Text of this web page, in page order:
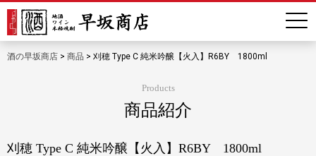
酒の早坂商店 > 商品 > 刈穂 Type C 純米吟醸【火入】R6BY 1800ml
Products
商品紹介
刈穂 Type C 純米吟醸【火入】R6BY 1800ml